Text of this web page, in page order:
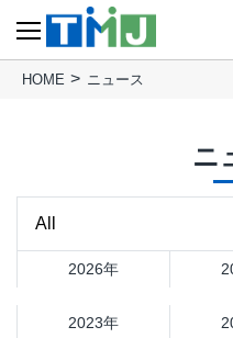
HOME ニュース
ニ
2026年
2023年